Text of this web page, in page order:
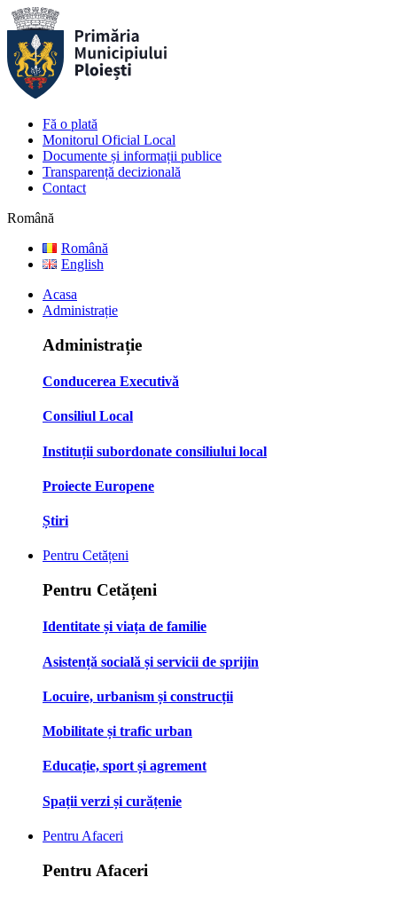
Fă o plată
Monitorul Oficial Local
Documente și informații publice
Transparență decizională
Contact
Română
Română
English
Acasa
Administrație
Administrație
Conducerea Executivă
Consiliul Local
Instituții subordonate consiliului local
Proiecte Europene
Știri
Pentru Cetățeni
Pentru Cetățeni
Identitate și viața de familie
Asistență socială și servicii de sprijin
Locuire, urbanism și construcții
Mobilitate și trafic urban
Educație, sport și agrement
Spații verzi și curățenie
Pentru Afaceri
Pentru Afaceri